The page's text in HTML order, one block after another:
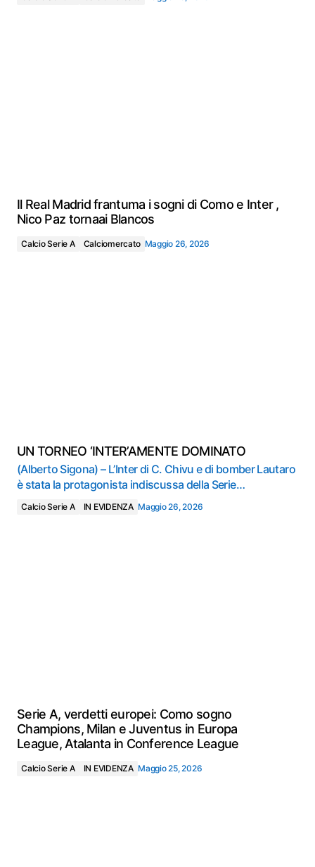
Il Real Madrid frantuma i sogni di Como e Inter ,
Nico Paz tornaai Blancos
Calcio Serie A Calciomercato Maggio 26, 2026
UN TORNEO ‘INTER’AMENTE DOMINATO
(Alberto Sigona) – L’Inter di C. Chivu e di bomber Lautaro
è stata la protagonista indiscussa della Serie…
Calcio Serie A IN EVIDENZA Maggio 26, 2026
Serie A, verdetti europei: Como sogno
Champions, Milan e Juventus in Europa
League, Atalanta in Conference League
Calcio Serie A IN EVIDENZA Maggio 25, 2026